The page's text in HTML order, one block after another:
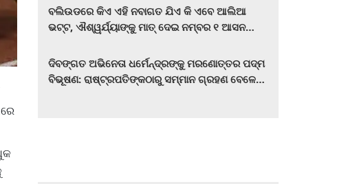
ବଲିଉଡରେ କିଏ ଏହି ନବାଗତ ଯିଏ କି ଏବେ ଆଲିଆ
ଭଟ୍ଟ, ଐଶ୍ୱର୍ଯ୍ୟାଙ୍କୁ ମାତ୍‌ ଦେଇ ନମ୍ବର ୧ ଆସନ
ଦିବଙ୍ଗତ ଅଭିନେତା ଧର୍ମେନ୍ଦ୍ରଙ୍କୁ ମରଣୋତ୍ତର ପଦ୍ମ
ବିଭୂଷଣ: ରାଷ୍ଟ୍ରପତିଙ୍କଠାରୁ ସମ୍ମାନ ଗ୍ରହଣ ବେଳେ